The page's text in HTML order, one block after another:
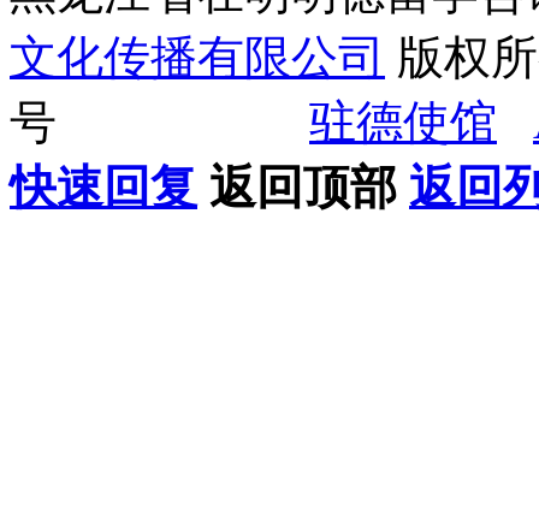
文化传播有限公司 版权
号
驻德使馆
快速回复 返回顶部 返回